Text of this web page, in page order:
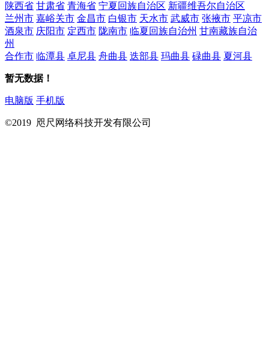
陕西省 甘肃省 青海省 宁夏回族自治区 新疆维吾尔自治区
兰州市 嘉峪关市 金昌市 白银市 天水市 武威市 张掖市 平凉市
酒泉市 庆阳市 定西市 陇南市 临夏回族自治州 甘南藏族自治
州
合作市 临潭县 卓尼县 舟曲县 迭部县 玛曲县 碌曲县 夏河县
暂无数据！
电脑版 手机版
©2019 咫尺网络科技开发有限公司